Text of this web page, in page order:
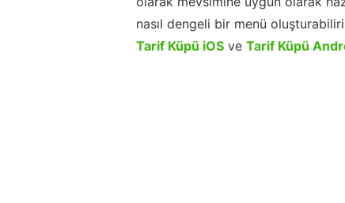
nasıl dengeli bir menü
Tarif Küpü iOS ve Tarif Küpü